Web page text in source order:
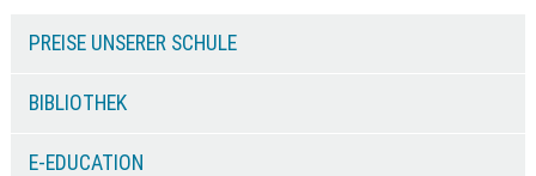
PREISE UNSERER SCHULE
BIBLIOTHEK
E-EDUCATION